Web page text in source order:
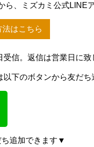
ら、ミズカミ公式LINE
法はこちら
受信。返信は営業日に
下のボタンから友だ
追加できます▼